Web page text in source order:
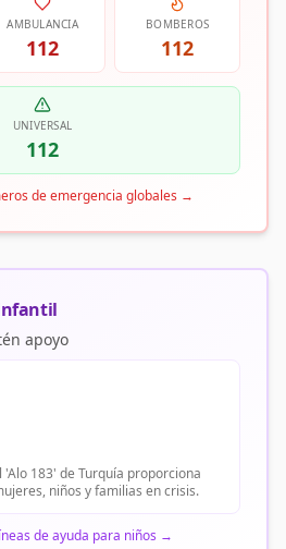
AMBULANCIA
112
BOMBEROS
112
UNIVERSAL
112
de emergencia globales →
apoyo
'Alo 183' de Turquía proporciona
niños y familias en crisis.
de ayuda para niños →